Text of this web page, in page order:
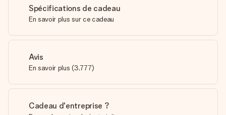
Spécifications de cadeau
En savoir plus sur ce cadeau
Avis
En savoir plus (3,777)
Cadeau d'entreprise ?